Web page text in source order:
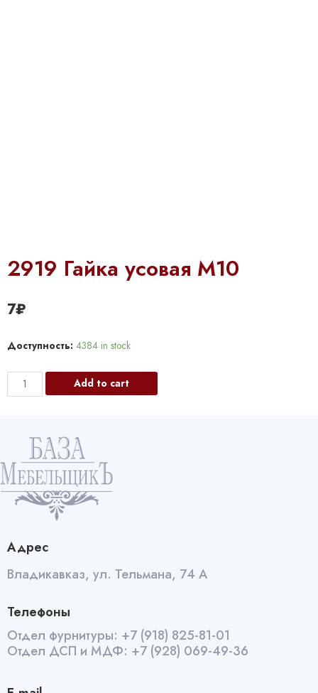
2919 Гайка усовая М10
7₽
Доступность: 4384 in stock
2919
Гайка
quantity
Add to cart
Адрес
Владикавказ, ул. Тельмана, 74 А
Телефоны
Отдел фурнитуры: +7 (918) 825-81-01
Отдел ДСП и МДФ: +7 (928) 069-49-36